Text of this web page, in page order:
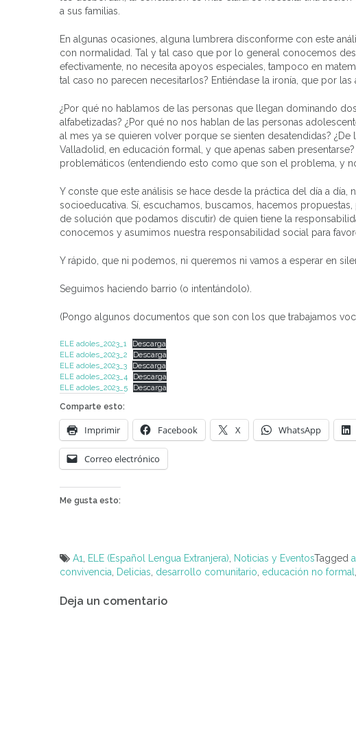
a sus familias.
En algunas ocasiones, alguna lumbrera disconforme con este
con normalidad. Tal y tal caso que por lo general conocemos
efectivamente, no necesita apoyos especiales, tampoco en
tal caso no parecen necesitarlos? Entiéndase la ironía, que por las
¿Por qué no hablamos de las personas que llegan dominando
alfabetizadas? ¿Por qué no nos hablan de las personas
al mes ya se quieren volver porque se sienten desatendidas?
Valladolid, en educación formal, y que apenas saben
problemáticos (entendiendo esto como que son el problema, y
Y conste que este análisis se hace desde la práctica del día a
socioeducativa. Sí, escuchamos, buscamos, hacemos
de solución que podamos discutir) de quien tiene la
conocemos y asumimos nuestra responsabilidad social para
Y rápido, que ni podemos, ni queremos ni vamos a esperar en
Seguimos haciendo barrio (o intentándolo).
(Pongo algunos documentos que son con los que trabajamos
ELE adoles_2023_1
Descarga
ELE adoles_2023_2
Descarga
ELE adoles_2023_3
Descarga
ELE adoles_2023_4
Descarga
ELE adoles_2023_5
Descarga
Comparte esto:
Imprimir Facebook X WhatsApp
Correo electrónico
Me gusta esto:
A1 ELE (Español Lengua Extranjera) Noticias y EventosTagged
convivencia
Delicias desarrollo comunitario educación no formal
de
Deja un comentario